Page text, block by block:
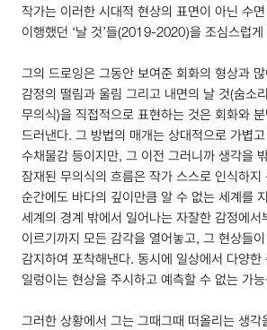
작가는 이러한 시대적 현상의 표면이 아닌 수
이행했던 ‘날 것’들(2019-2020)을 조심스럽
그의 드로잉은 그동안 보여준 회화의 형상과
감정의 떨림과 울림 그리고 내면의 날 것(숨소
무의식)을 직접적으로 표현하는 것은 회화와
드러낸다. 그 방법의 매개는 상대적으로 가볍
수채물감 등이지만, 그 이전 그러니까 생각을
잠재된 무의식의 흐름은 작가 스스로 인식하지
순간에도 바다의 깊이만큼 알 수 없는 세계를
세계의 경계 밖에서 일어나는 자잘한 감정에서
이르기까지 모든 감각을 열어놓고, 그 현상들
감지하여 포착해낸다. 동시에 일상에서 다양한
일렁이는 현상을 주시하고 예측할 수 없는 가
그러한 상황에서 그는 그때그때 떠올리는 생각